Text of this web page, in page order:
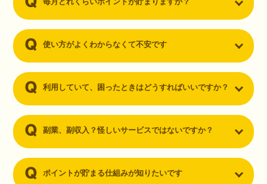
使い方がよくわからなくて不安です
利用していて、困ったときはどうすればいいですか？
副業、副収入？怪しいサービスではないですか？
ポイントが貯まる仕組みが知りたいです